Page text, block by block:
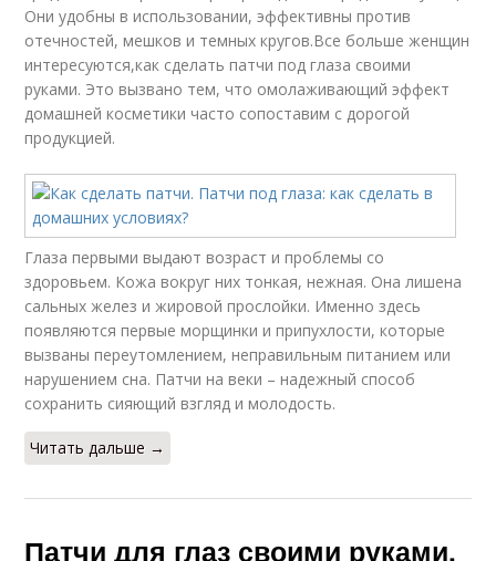
Они удобны в использовании, эффективны против
отечностей, мешков и темных кругов.Все больше женщин
интересуются,как сделать патчи под глаза своими
руками. Это вызвано тем, что омолаживающий эффект
домашней косметики часто сопоставим с дорогой
продукцией.
Глаза первыми выдают возраст и проблемы со
здоровьем. Кожа вокруг них тонкая, нежная. Она лишена
сальных желез и жировой прослойки. Именно здесь
появляются первые морщинки и припухлости, которые
вызваны переутомлением, неправильным питанием или
нарушением сна. Патчи на веки – надежный способ
сохранить сияющий взгляд и молодость.
Читать дальше →
Патчи для глаз своими руками.